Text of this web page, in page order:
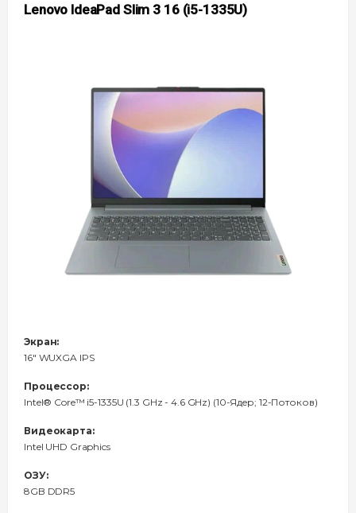
Lenovo IdeaPad Slim 3 16 (i5-1335U)
Экран:
16" WUXGA IPS
Процессор:
Intel® Core™ i5-1335U (1.3 GHz - 4.6 GHz) (10-Ядeр; 12-Потоков)
Видеокарта:
Intel UHD Graphics
ОЗУ:
8GB DDR5